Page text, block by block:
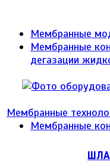
Мембранные
Мембранные
дегазации
Мембранные
Мембранные